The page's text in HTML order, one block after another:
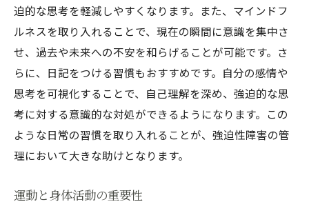
迫的な思考を軽減しやすくなります。また、マインドフ
ルネスを取り入れることで、現在の瞬間に意識を集中さ
せ、過去や未来への不安を和らげることが可能です。さ
らに、日記をつける習慣もおすすめです。自分の感情や
思考を可視化することで、自己理解を深め、強迫的な思
考に対する意識的な対処ができるようになります。この
ような日常の習慣を取り入れることが、強迫性障害の管
理において大きな助けとなります。
運動と身体活動の重要性